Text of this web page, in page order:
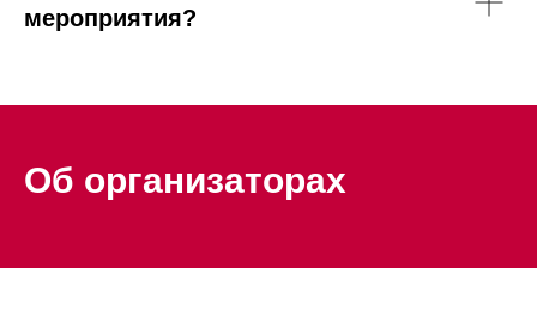
мероприятия?
Об организаторах